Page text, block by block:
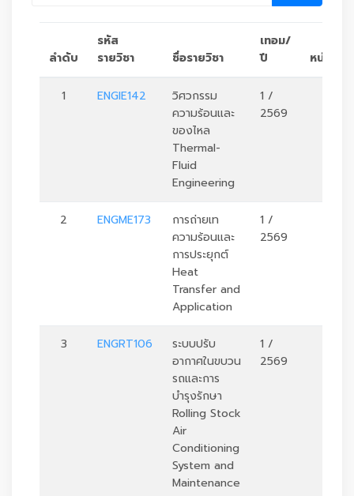
ลำดับ
รหัส
รายวิชา
ชื่อรายวิชา
เทอม/
ปี
หน่วยกิต
1 ENGIE142
วิศวกรรม
ความร้อนและ
ของไหล
Thermal-
Fluid
Engineering
1 /
2569
2 ENGME173
การถ่ายเท
ความร้อนและ
การประยุกต์
Heat
Transfer and
Application
1 /
2569
3 ENGRT106
ระบบปรับ
อากาศในขบวน
รถและการ
บำรุงรักษา
Rolling Stock
Air
Conditioning
System and
Maintenance
1 /
2569